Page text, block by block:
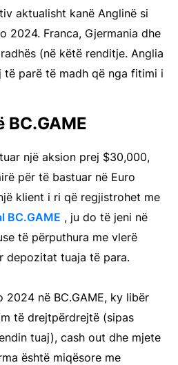
aktualisht kanë Anglinë si
2024. Franca, Gjermania dhe
(në këtë renditje. Anglia
parë të madh që nga fitimi i
BC.GAME
një aksion prej $30,000,
për të bastuar në Euro
klient i ri që regjistrohet me
BC.GAME , ju do të jeni në
të përputhura me vlerë
depozitat tuaja të para.
2024 në BC.GAME, ky libër
të drejtpërdrejtë (sipas
tuaj), cash out dhe mjete
është miqësore me